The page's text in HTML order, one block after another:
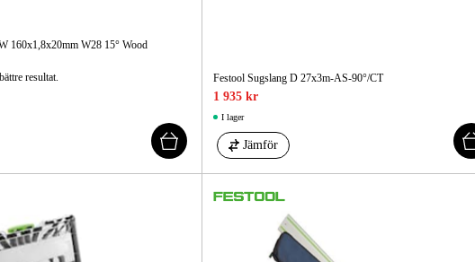
160x1,8x20mm W28 15° Wood
resultat.
Festool Sugslang D 27x3m-AS-90°/CT
1 935 kr
I lager
Jämför